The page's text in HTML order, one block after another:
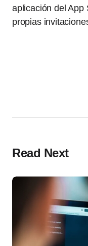
aplicación del App
propias
Read Next